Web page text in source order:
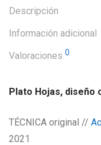
Descripción
Información adicional
Valoraciones 0
Plato Hojas, diseño
TÉCNICA original //
2021